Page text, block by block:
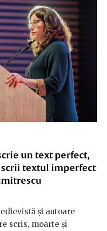
un text perfect,
scrii textul imperfect
și autoare
scris, moarte și